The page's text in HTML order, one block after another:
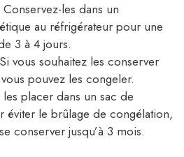
Conservez-les dans un
au réfrigérateur pour une
3 à 4 jours.
vous souhaitez les conserver
pouvez les congeler.
placer dans un sac de
éviter le brûlage de congélation,
conserver jusqu’à 3 mois.